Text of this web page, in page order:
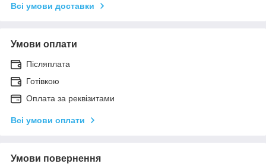
Всі умови доставки
Умови оплати
Післяплата
Готівкою
Оплата за реквізитами
Всі умови оплати
Умови повернення